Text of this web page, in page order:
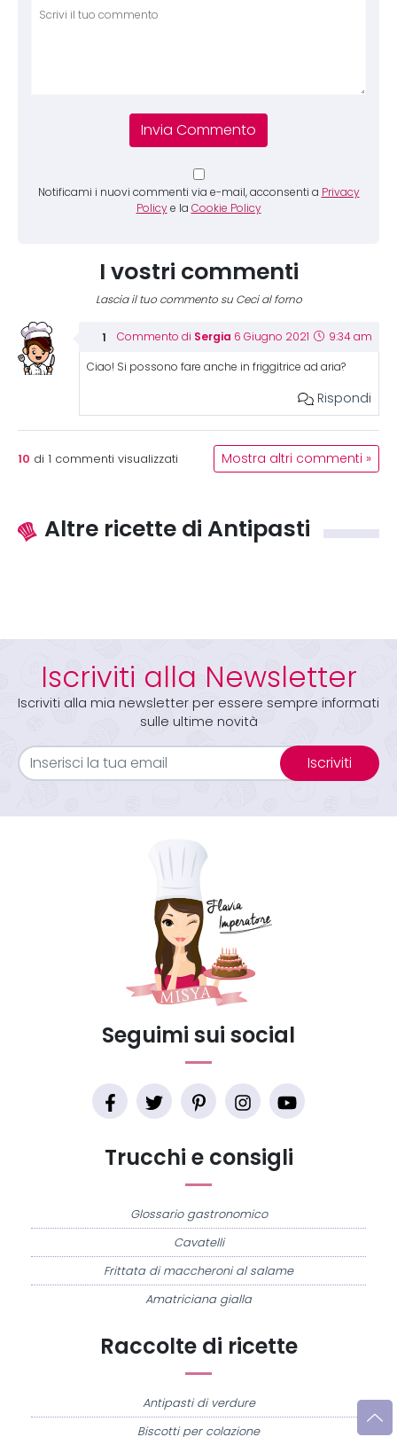
Notificami i nuovi commenti via e-mail, acconsenti a Privacy
Policy e la Cookie Policy
I vostri commenti
Lascia il tuo commento su Ceci al forno
Commento di Sergia 6 Giugno 2021 9:34 am
Ciao! Si possono fare anche in friggitrice ad aria?
Rispondi
10 di 1 commenti visualizzati Mostra altri commenti »
Altre ricette di Antipasti
Iscriviti alla Newsletter
Iscriviti alla mia newsletter per essere sempre informati
sulle ultime novità
Iscriviti
Raccolte di ricette
Antipasti di verdure
Biscotti per colazione
Trucchi e consigli
Glossario gastronomico
Cavatelli
Frittata di maccheroni al salame
Amatriciana gialla
Seguimi sui social